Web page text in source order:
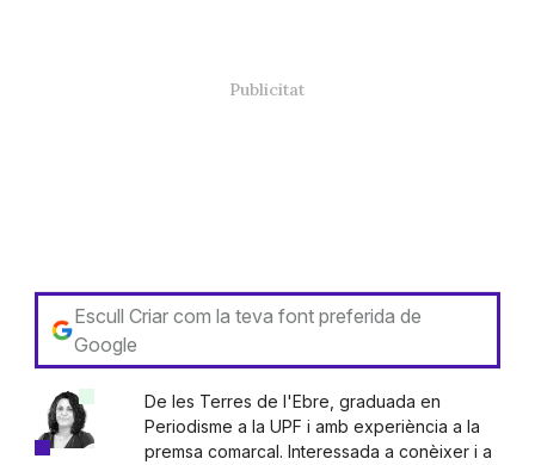
Escull Criar com la teva font preferida de
Google
De les Terres de l'Ebre, graduada en
Periodisme a la UPF i amb experiència a la
premsa comarcal. Interessada a conèixer i a